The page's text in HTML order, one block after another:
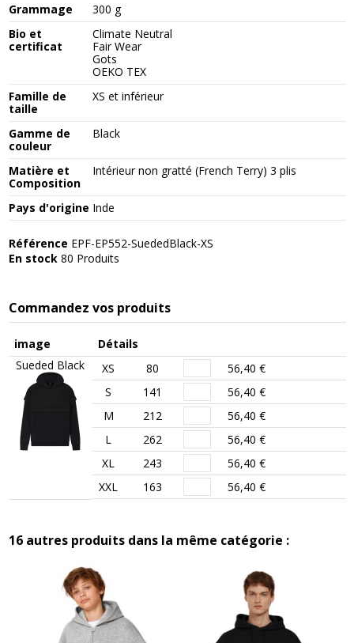
Grammage
300 g
Bio et
certificat
Climate Neutral
Fair Wear
Gots
OEKO TEX
Famille de
taille
XS et inférieur
Gamme de
couleur
Black
Matière et
Composition
Intérieur non gratté (French Terry) 3 plis
Pays d'origine Inde
Référence EPF-EP552-SuededBlack-XS
En stock 80 Produits
Commandez vos produits
image
Détails
Sueded Black
XS 80
56,40 €
S
141
56,40 €
M
212
56,40 €
L
262
56,40 €
XL
243
56,40 €
XXL
163 56,40 €
16 autres produits dans la même catégorie :